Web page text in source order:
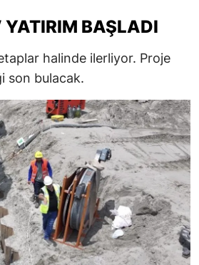
YATIRIM BAŞLADI
etaplar halinde ilerliyor. Proje
son bulacak.